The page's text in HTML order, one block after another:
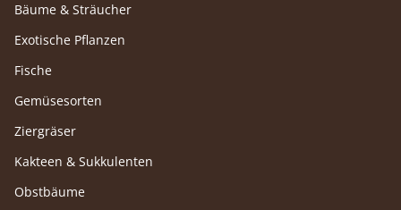
Bäume & Sträucher
Exotische Pflanzen
Fische
Gemüsesorten
Ziergräser
Kakteen & Sukkulenten
Obstbäume